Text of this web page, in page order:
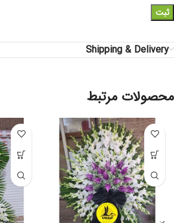
Shipping & Delivery
محصولات مرتبط